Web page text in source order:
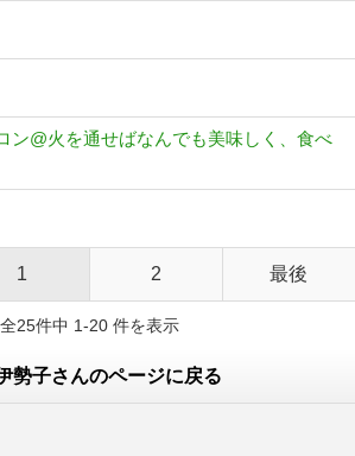
ン@火を通せばなんでも美味しく、食べ
1 2 最後
全25件中 1-20 件を表示
勢子さんのページに戻る